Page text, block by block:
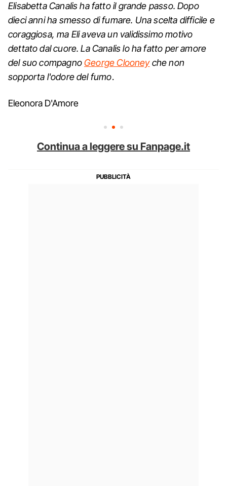
Elisabetta Canalis ha fatto il grande passo. Dopo
dieci anni ha smesso di fumare. Una scelta difficile e
coraggiosa, ma Eli aveva un validissimo motivo
dettato dal cuore. La Canalis lo ha fatto per amore
del suo compagnoGeorge Clooneyche non
sopporta l'odore del fumo.
Eleonora D'Amore
Continua a leggere su Fanpage.it